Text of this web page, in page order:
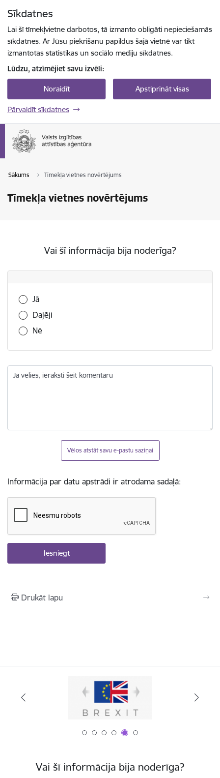
Sīkdatnes
Lai šī tīmekļvietne darbotos, tā izmanto obligāti nepieciešamās
sīkdatnes. Ar Jūsu piekrišanu papildus šajā vietnē var tikt
izmantotas statistikas un sociālo mediju sīkdatnes.
Lūdzu, atzīmējiet savu izvēli:
Noraidīt Apstiprināt visas
Pārvaldīt sīkdatnes
Sākums Tīmekļa vietnes novērtējums
Tīmekļa vietnes novērtējums
Vai šī informācija bija noderīga?
Vai šī informācija bija noderīga?
Jā
Daļēji
Nē
Ja vēlies, ieraksti šeit komentāru
Vēlos atstāt savu e-pastu saziņai
Informācija par datu apstrādi ir atrodama sadaļā:
Drukāt lapu
Vai šī informācija bija noderīga?